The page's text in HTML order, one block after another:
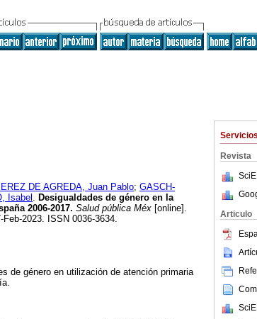
Revista
Articulo
DE AGREDA, Juan Pablo; GASCH-
Isabel . Desigualdades de género en la
2006-2017. Salud pública Méx [online].
2023. ISSN 0036-3634.
de género en utilización de atención primaria